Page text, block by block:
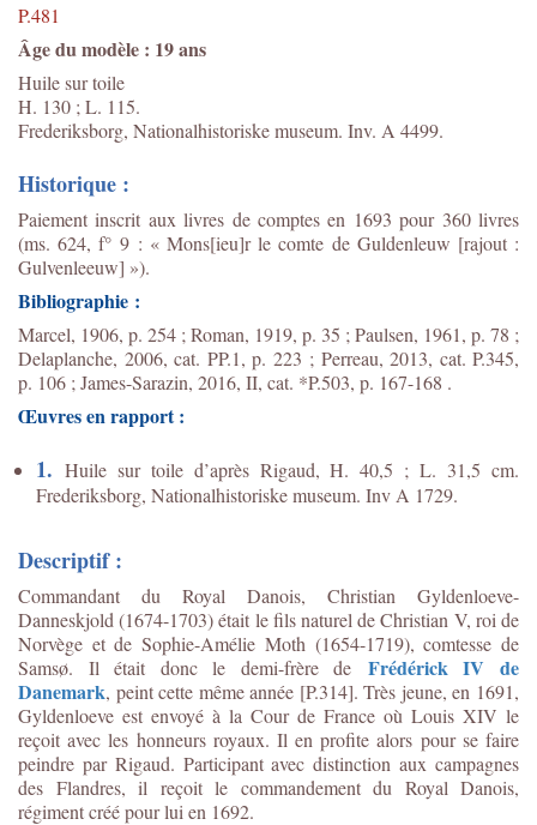
P.481
Âge du modèle : 19 ans
Huile sur toile
H. 130 ; L. 115.
Frederiksborg, Nationalhistoriske museum. Inv. A 4499.
Historique :
Paiement inscrit aux livres de comptes en 1693 pour 360 livres
(ms. 624, f° 9 : « Mons[ieu]r le comte de Guldenleuw [rajout :
Gulvenleeuw] »).
Bibliographie :
Marcel, 1906, p. 254 ; Roman, 1919, p. 35 ; Paulsen, 1961, p. 78 ;
Delaplanche, 2006, cat. PP.1, p. 223 ; Perreau, 2013, cat. P.345,
p. 106 ; James-Sarazin, 2016, II, cat. *P.503, p. 167-168 .
Œuvres en rapport :
1. Huile sur toile d’après Rigaud, H. 40,5 ; L. 31,5 cm.
Frederiksborg, Nationalhistoriske museum. Inv A 1729.
Descriptif :
Commandant du Royal Danois, Christian Gyldenloeve-
Danneskjold (1674-1703) était le fils naturel de Christian V, roi de
Norvège et de Sophie-Amélie Moth (1654-1719), comtesse de
Samsø. Il était donc le demi-frère de Frédérick IV de
Danemark, peint cette même année [P.314]. Très jeune, en 1691,
Gyldenloeve est envoyé à la Cour de France où Louis XIV le
reçoit avec les honneurs royaux. Il en profite alors pour se faire
peindre par Rigaud. Participant avec distinction aux campagnes
des Flandres, il reçoit le commandement du Royal Danois,
régiment créé pour lui en 1692.